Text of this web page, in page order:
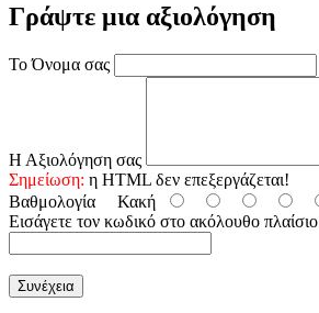
Γράψτε μια αξιολόγηση
Το Όνομα σας
Η Αξιολόγηση σας
Σημείωση: η HTML δεν επεξεργάζεται!
Βαθμολογία Κακή
Εισάγετε τον κωδικό στο ακόλουθο πλαίσιο
Συνέχεια